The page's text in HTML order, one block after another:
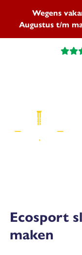
Wegens
Augustus t/m
Ecosport
maken